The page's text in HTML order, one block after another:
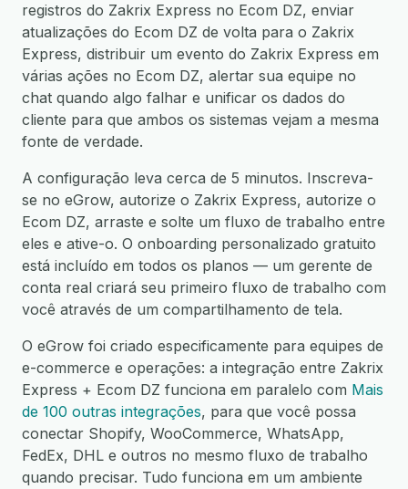
registros do Zakrix Express no Ecom DZ, enviar
atualizações do Ecom DZ de volta para o Zakrix
Express, distribuir um evento do Zakrix Express em
várias ações no Ecom DZ, alertar sua equipe no
chat quando algo falhar e unificar os dados do
cliente para que ambos os sistemas vejam a mesma
fonte de verdade.
A configuração leva cerca de 5 minutos. Inscreva-
se no eGrow, autorize o Zakrix Express, autorize o
Ecom DZ, arraste e solte um fluxo de trabalho entre
eles e ative-o. O onboarding personalizado gratuito
está incluído em todos os planos — um gerente de
conta real criará seu primeiro fluxo de trabalho com
você através de um compartilhamento de tela.
O eGrow foi criado especificamente para equipes de
e-commerce e operações: a integração entre Zakrix
Express + Ecom DZ funciona em paralelo com Mais
de 100 outras integrações, para que você possa
conectar Shopify, WooCommerce, WhatsApp,
FedEx, DHL e outros no mesmo fluxo de trabalho
quando precisar. Tudo funciona em um ambiente